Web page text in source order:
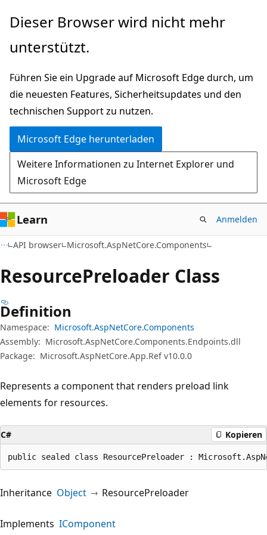
Zu
wechseln
Zur
springen
Dieser Browser wird nicht mehr
unterstützt.
Führen Sie ein Upgrade auf Microsoft Edge durch, um
die neuesten Features, Sicherheitsupdates und den
technischen Support zu nutzen.
Microsoft Edge herunterladen
Weitere Informationen zu Internet Explorer und
Microsoft Edge
Learn Anmelden
API browser Microsoft.AspNetCore.Components
ResourcePreloader Class
Definition
Namespace: Microsoft.AspNetCore.Components
Assembly: Microsoft.AspNetCore.Components.Endpoints.dll
Package: Microsoft.AspNetCore.App.Ref v10.0.0
Represents a component that renders preload link
elements for resources.
C# Kopieren
public sealed class ResourcePreloader :
Inheritance Object ResourcePreloader
Implements IComponent